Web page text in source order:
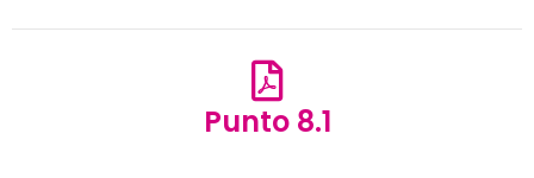
Punto 8.1